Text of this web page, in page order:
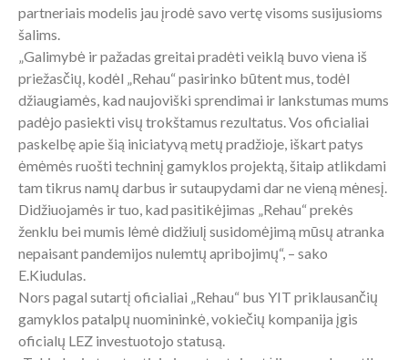
partneriais modelis jau įrodė savo vertę visoms susijusioms
šalims.
„Galimybė ir pažadas greitai pradėti veiklą buvo viena iš
priežasčių, kodėl „Rehau“ pasirinko būtent mus, todėl
džiaugiamės, kad naujoviški sprendimai ir lankstumas mums
padėjo pasiekti visų trokštamus rezultatus. Vos oficialiai
paskelbę apie šią iniciatyvą metų pradžioje, iškart patys
ėmėmės ruošti techninį gamyklos projektą, šitaip atlikdami
tam tikrus namų darbus ir sutaupydami dar ne vieną mėnesį.
Didžiuojamės ir tuo, kad pasitikėjimas „Rehau“ prekės
ženklu bei mumis lėmė didžiulį susidomėjimą mūsų atranka
nepaisant pandemijos nulemtų apribojimų“, – sako
E.Kiudulas.
Nors pagal sutartį oficialiai „Rehau“ bus YIT priklausančių
gamyklos patalpų nuomininkė, vokiečių kompanija įgis
oficialų LEZ investuotojo statusą.